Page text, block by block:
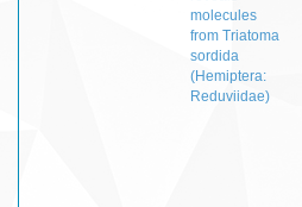
molecules
from Triatoma
sordida
(Hemiptera:
Reduviidae)